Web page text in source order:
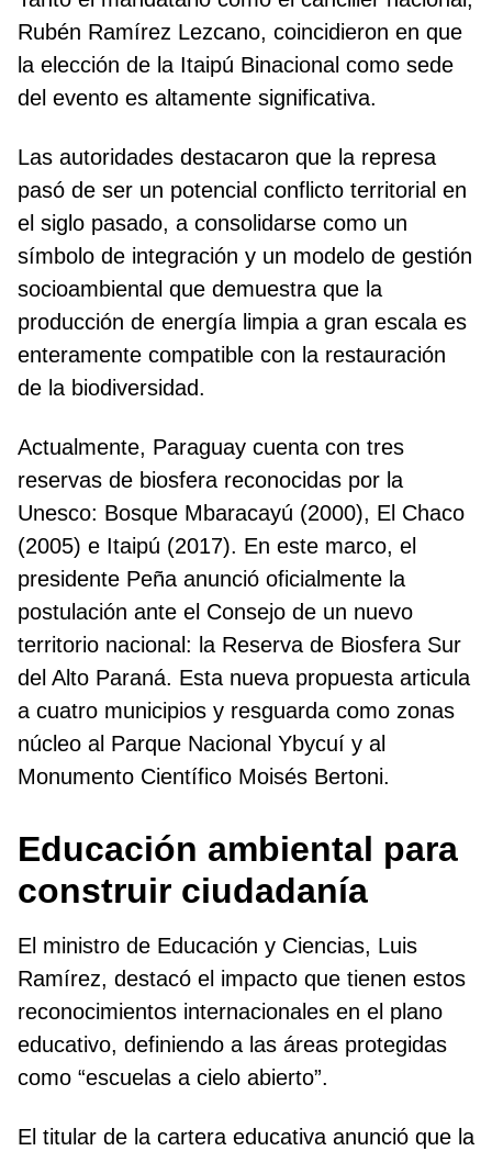
Rubén Ramírez Lezcano, coincidieron en que
la elección de la Itaipú Binacional como sede
del evento es altamente significativa.
Las autoridades destacaron que la represa
pasó de ser un potencial conflicto territorial en
el siglo pasado, a consolidarse como un
símbolo de integración y un modelo de gestión
socioambiental que demuestra que la
producción de energía limpia a gran escala es
enteramente compatible con la restauración
de la biodiversidad.
Actualmente, Paraguay cuenta con tres
reservas de biosfera reconocidas por la
Unesco: Bosque Mbaracayú (2000), El Chaco
(2005) e Itaipú (2017). En este marco, el
presidente Peña anunció oficialmente la
postulación ante el Consejo de un nuevo
territorio nacional: la Reserva de Biosfera Sur
del Alto Paraná. Esta nueva propuesta articula
a cuatro municipios y resguarda como zonas
núcleo al Parque Nacional Ybycuí y al
Monumento Científico Moisés Bertoni.
Educación ambiental para
construir ciudadanía
El ministro de Educación y Ciencias, Luis
Ramírez, destacó el impacto que tienen estos
reconocimientos internacionales en el plano
educativo, definiendo a las áreas protegidas
como “escuelas a cielo abierto”.
El titular de la cartera educativa anunció que la